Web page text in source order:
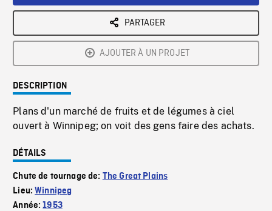
PARTAGER
AJOUTER À UN PROJET
DESCRIPTION
Plans d'un marché de fruits et de légumes à ciel
ouvert à Winnipeg; on voit des gens faire des achats.
DÉTAILS
Chute de tournage de: The Great Plains
Lieu:Winnipeg
Année:1953